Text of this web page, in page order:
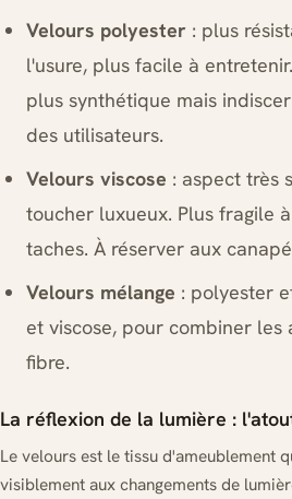
Velours polyester : plus
l'usure, plus facile à
plus synthétique mais
des utilisateurs.
Velours viscose : aspect très
toucher luxueux. Plus fragile
taches. À réserver aux
Velours mélange : polyester
et viscose, pour combiner les
fibre.
La réflexion de la lumière :
Le velours est le tissu d'ameublement
visiblement aux changements de